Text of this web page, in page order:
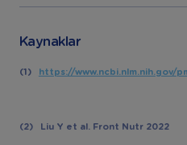
Kaynaklar
(1) https://www.ncbi.nlm.nih.gov/
(2) Liu Y et al. Front Nutr 2022